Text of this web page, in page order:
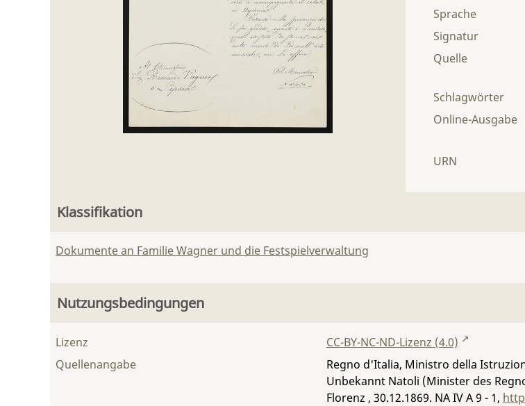
Sprache
Signatur
Quelle
Schlagwörter
Online-Ausgabe
URN
Klassifikation
Dokumente an Familie Wagner und die Festspielverwaltung
Nutzungsbedingungen
Lizenz
CC-BY-NC-ND-Lizenz (4.0)
Quellenangabe
Regno d'Italia, Ministro della
Unbekannt Natoli (Minister des
Florenz , 30.12.1869. NA IV A 9 - 1,